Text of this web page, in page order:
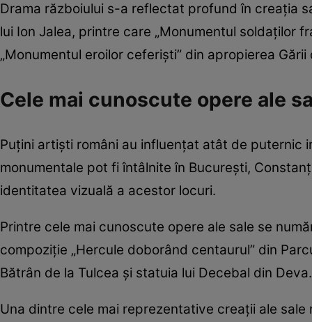
Drama războiului s-a reflectat profund în creația
lui Ion Jalea, printre care „Monumentul soldaților
„Monumentul eroilor ceferiști” din apropierea
Cele mai cunoscute opere ale
Puțini artiști români au influențat atât de puternic
monumentale pot fi întâlnite în București,
identitatea vizuală a acestor locuri.
Printre cele mai cunoscute opere ale sale se
compoziție „Hercule doborând centaurul” din
Bătrân de la Tulcea și statuia lui Decebal din Deva.
Una dintre cele mai reprezentative creații ale